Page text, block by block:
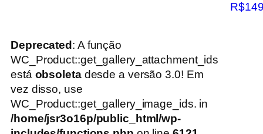
R$
Deprecated : A função
WC_Product::get_gallery_attachment_ids
está obsoletadesde a versão 3.0! Em
vez disso, use
WC_Product::get_gallery_image_ids. in
/home/jsr3o16p/public_html/wp-